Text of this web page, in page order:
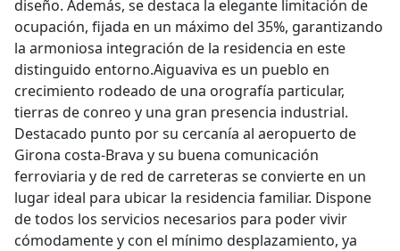
diseño. Además, se destaca la elegante limitación de
ocupación, fijada en un máximo del 35%, garantizando
la armoniosa integración de la residencia en este
distinguido entorno.Aiguaviva es un pueblo en
crecimiento rodeado de una orografía particular,
tierras de conreo y una gran presencia industrial.
Destacado punto por su cercanía al aeropuerto de
Girona costa-Brava y su buena comunicación
ferroviaria y de red de carreteras se convierte en un
lugar ideal para ubicar la residencia familiar. Dispone
de todos los servicios necesarios para poder vivir
cómodamente y con el mínimo desplazamiento, ya